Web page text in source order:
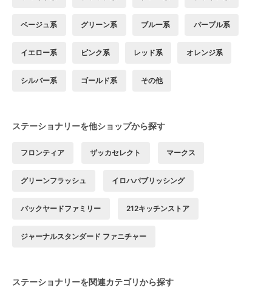
ベージュ系 グリーン系 ブルー系 パープル系
イエロー系 ピンク系 レッド系 オレンジ系
シルバー系 ゴールド系 その他
ステーショナリーを他ショップから探す
フロンティア ザッカセレクト マークス
グリーンフラッシュ イロハパブリッシング
バックヤードファミリー 212キッチンストア
ジャーナルスタンダード ファニチャー
ステーショナリーを関連カテゴリから探す